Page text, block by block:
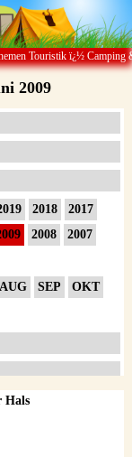
Camping & Caravan
2009
2018
2017
2008
2007
AUG SEP
OKT
Hals